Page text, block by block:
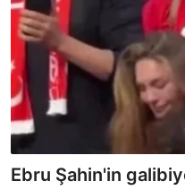
Ebru Şahin'in